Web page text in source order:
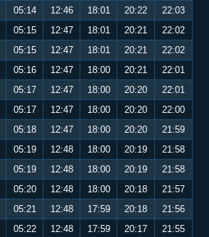
05:14 12:46 18:01 20:22
22:03
05:15 12:47 18:01 20:21
22:02
05:15 12:47 18:01 20:21
22:02
05:16 12:47 18:00 20:21
22:01
05:17 12:47 18:00 20:20
22:01
05:17 12:47 18:00 20:20
22:00
05:18 12:47 18:00 20:20
21:59
05:19 12:48 18:00 20:19
21:58
05:19 12:48 18:00 20:19
21:58
05:20 12:48 18:00 20:18
21:57
05:21 12:48 17:59 20:18
21:56
05:22 12:48 17:59 20:17
21:55